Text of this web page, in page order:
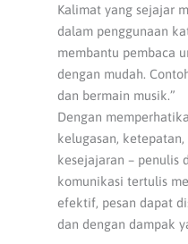
Kalimat yang sejajar
dalam penggunaan
membantu pembaca
dengan mudah.
dan bermain musik.”
Dengan
kelugasan,
kesejajaran – penulis
komunikasi tertulis
efektif, pesan dapat
dan dengan dampak